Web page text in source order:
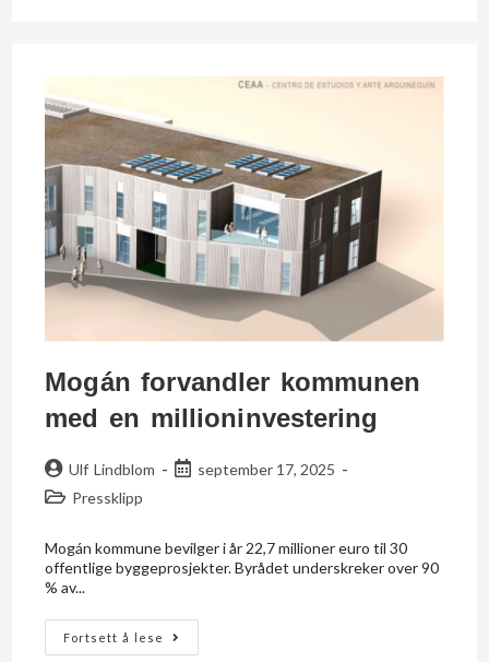
Mogán forvandler kommunen
med en millioninvestering
Ulf Lindblom
september 17, 2025
Pressklipp
Mogán kommune bevilger i år 22,7 millioner euro til 30
offentlige byggeprosjekter. Byrådet underskreker over 90
% av...
Fortsett å lese